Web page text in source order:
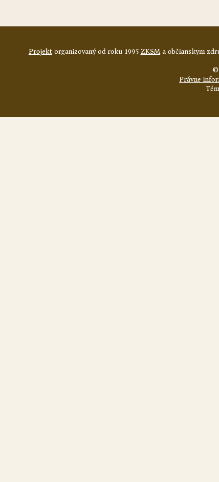
Projektorganizovaný od roku 1995 ZKSMa občianskym
©
Právne